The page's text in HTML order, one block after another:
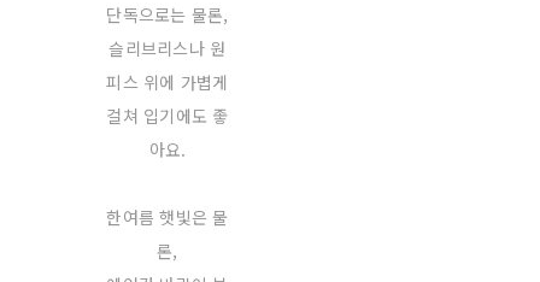
단독으로는 물론,
슬리브리스나 원
피스 위에 가볍게
걸쳐 입기에도 좋
아요.
한여름 햇빛은 물
론,